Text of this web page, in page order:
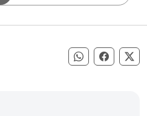
Compartir